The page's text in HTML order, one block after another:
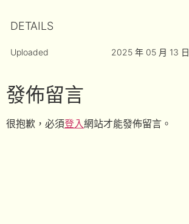
DETAILS
Uploaded 2025 年 05 月 13 日
發佈留言
很抱歉，必須登入網站才能發佈留言。